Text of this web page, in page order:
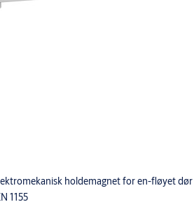
holdemagnet for en-fløyet dør
1155